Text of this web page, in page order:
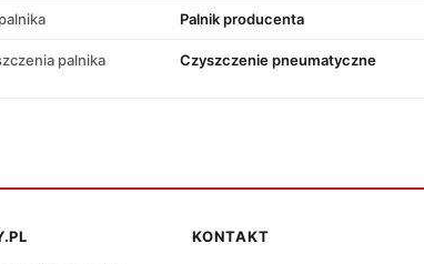
Palnik producenta
palnika Czyszczenie pneumatyczne
KONTAKT